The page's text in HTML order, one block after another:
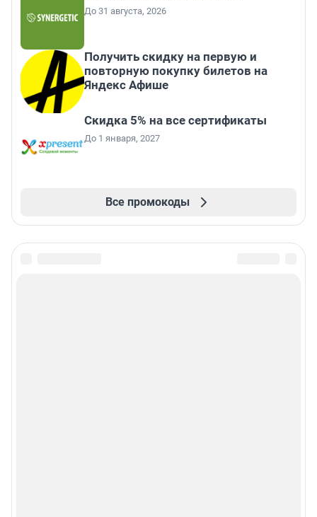
До 31 августа, 2026
Получить скидку на первую и
повторную покупку билетов на
Яндекс Афише
Скидка 5% на все сертификаты
До 1 января, 2027
Все промокоды